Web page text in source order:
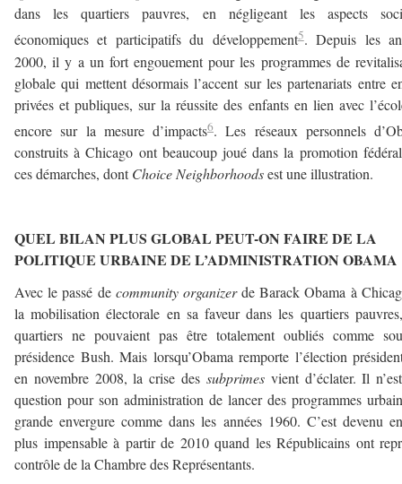
dans les quartiers pauvres, en négligeant les aspects
économiques et participatifs du développement5. Depuis les
2000, il y a un fort engouement pour les programmes de
globale qui mettent désormais l’accent sur les partenariats entre
privées et publiques, sur la réussite des enfants en lien avec
encore sur la mesure d’impacts6. Les réseaux personnels
construits à Chicago ont beaucoup joué dans la promotion
ces démarches, dontChoice Neighborhoodsest une illustration.
QUEL BILAN PLUS GLOBAL PEUT-ON FAIRE DE LA
POLITIQUE URBAINE DE L’ADMINISTRATION OBAMA
Avec le passé de community organizerde Barack Obama à
la mobilisation électorale en sa faveur dans les quartiers
quartiers ne pouvaient pas être totalement oubliés comme
présidence Bush. Mais lorsqu’Obama remporte l’élection
en novembre 2008, la crise des subprimesvient d’éclater. Il
question pour son administration de lancer des programmes
grande envergure comme dans les années 1960. C’est devenu
plus impensable à partir de 2010 quand les Républicains ont
contrôle de la Chambre des Représentants.